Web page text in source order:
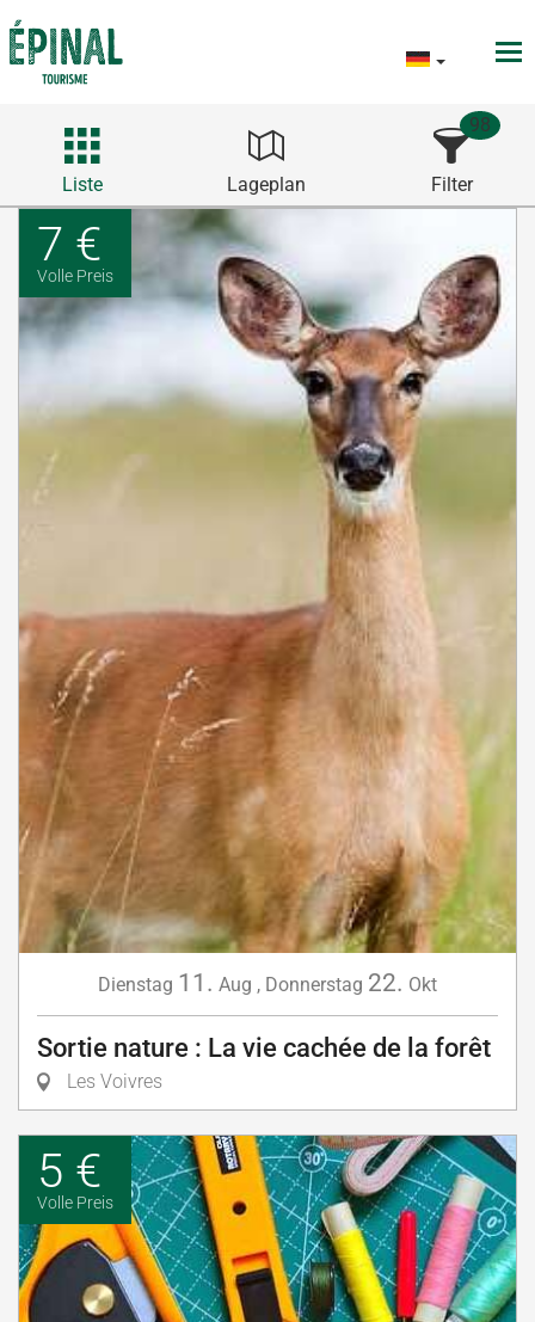
Liste Lageplan Filter
98
7 €
Volle Preis
Dienstag 11. Aug , Donnerstag 22. Okt
Sortie nature : La vie cachée de la forêt
Les Voivres
5 €
Volle Preis